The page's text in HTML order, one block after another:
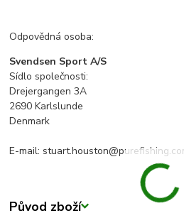
Odpovědná osoba:
Svendsen Sport A/S
Sídlo společnosti:
Drejergangen 3A
2690 Karlslunde
Denmark
E-mail:
Původ zboží